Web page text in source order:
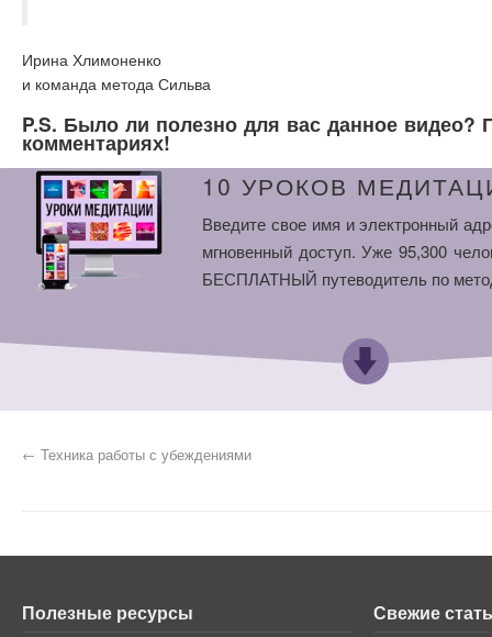
Ирина Хлимоненко
и команда метода Сильва
P.S. Было ли полезно для вас данное видео?
комментариях!
10 УРОКОВ
Введите свое имя и электронный
мгновенный доступ. Уже 95,300
БЕСПЛАТНЫЙ путеводитель по
← Техника работы с убеждениями
Полезные ресурсы Свежие